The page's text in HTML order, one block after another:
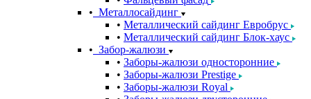
Металлосайдинг
Металлический сайдинг Евробрус
Металлический сайдинг Блок-хаус
Забор-жалюзи
Заборы-жалюзи односторонние
Заборы-жалюзи Prestige
Заборы-жалюзи Royal